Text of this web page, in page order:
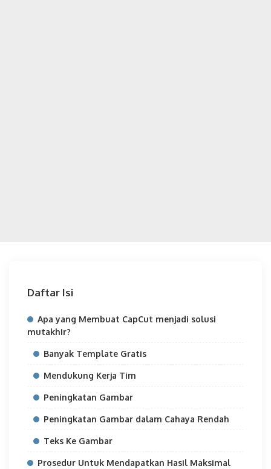
Daftar Isi
Apa yang Membuat CapCut menjadi solusi
mutakhir?
Banyak Template Gratis
Mendukung Kerja Tim
Peningkatan Gambar
Peningkatan Gambar dalam Cahaya Rendah
Teks Ke Gambar
Prosedur Untuk Mendapatkan Hasil Maksimal